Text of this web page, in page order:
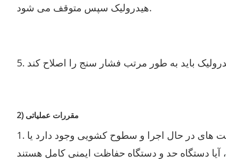
هیدرولیک سپس متوقف می شود.
2) مقررات عملیاتی
1. قبل از شروع پرس هیدرولیک، بررسی کنید که آیا اتصال دهنده ها قابل اعتماد هستند، آیا موانعی در قسمت های در حال اجرا و سطوح کشویی وجود دارد یا